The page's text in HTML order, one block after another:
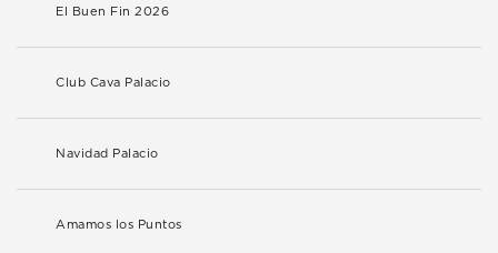
El Buen Fin 2026
Club Cava Palacio
Navidad Palacio
Amamos los Puntos